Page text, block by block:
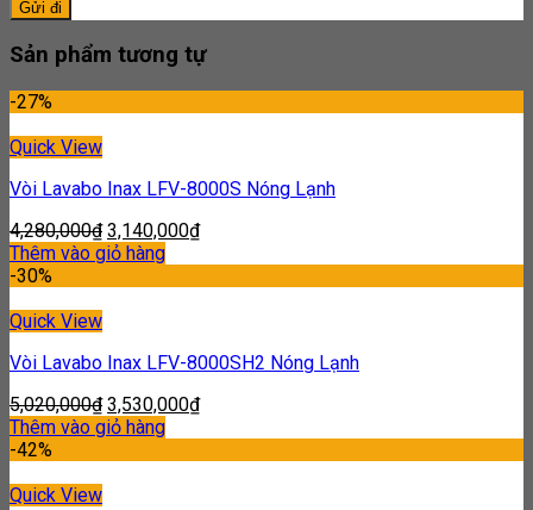
Sản phẩm tương tự
-27%
Quick View
Vòi Lavabo Inax LFV-8000S Nóng Lạnh
4,280,000₫ 3,140,000₫
Thêm vào giỏ hàng
-30%
Quick View
Vòi Lavabo Inax LFV-8000SH2 Nóng Lạnh
5,020,000₫ 3,530,000₫
Thêm vào giỏ hàng
-42%
Quick View